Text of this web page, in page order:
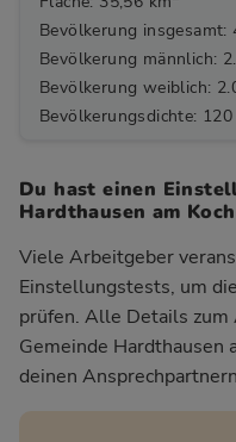
Bevölkerung insgesamt:
Bevölkerung männlich:
Bevölkerung weiblich:
Bevölkerungsdichte:
Du hast einen
Hardthausen am
Viele Arbeitgeber
Einstellungstests, um
prüfen. Alle Details
Gemeinde Hardthausen
deinen